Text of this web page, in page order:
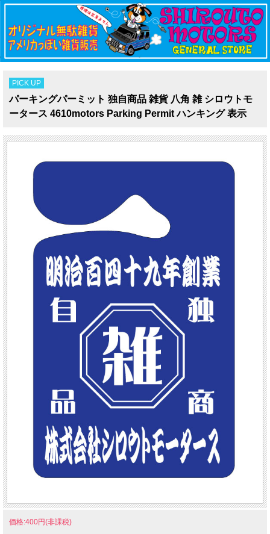
PICK UP
パーキングパーミット 独自商品 雑貨 八角 雑 シロウトモ
ータース 4610motors Parking Permit ハンキング 表示
価格:400円(非課税)